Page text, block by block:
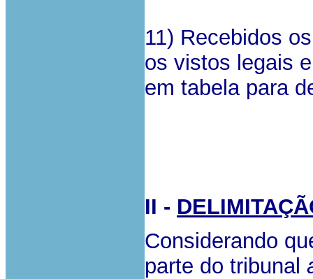
11) Recebidos
os vistos legais
em tabela para
II -
Considerando
parte do tribunal